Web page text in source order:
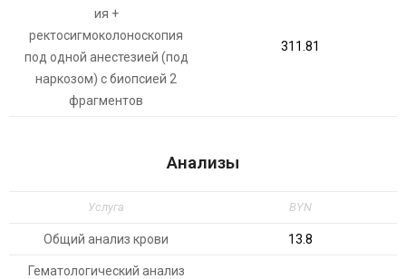
ия +
ректосигмоколоноскопия
под одной анестезией (под
наркозом) с биопсией 2
фрагментов
311.81
Анализы
Услуга BYN
Общий анализ крови 13.8
Гематологический анализ